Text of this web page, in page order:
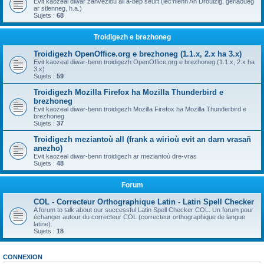
ar stlenneg, h.a.)
Sujets : 68
Troidigezh e brezhoneg
Troidigezh OpenOffice.org e brezhoneg (1.1.x, 2.x ha 3.x)
Evit kaozeal diwar-benn troidigezh OpenOffice.org e brezhoneg (1.1.x, 2.x ha
3.x)
Sujets : 59
Troidigezh Mozilla Firefox ha Mozilla Thunderbird e
brezhoneg
Evit kaozeal diwar-benn troidigezh Mozilla Firefox ha Mozilla Thunderbird e
brezhoneg
Sujets : 37
Troidigezh meziantoù all (frank a wirioù evit an darn vrasañ
anezho)
Evit kaozeal diwar-benn troidigezh ar meziantoù dre-vras
Sujets : 48
Forum
COL - Correcteur Orthographique Latin - Latin Spell Checker
A forum to talk about our successful Latin Spell Checker COL. Un forum pour
échanger autour du correcteur COL (correcteur orthographique de langue
latine).
Sujets : 18
CONNEXION